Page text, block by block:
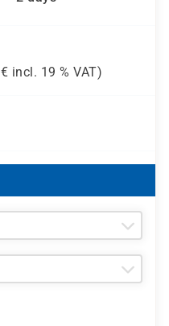
€ incl. 19 % VAT)